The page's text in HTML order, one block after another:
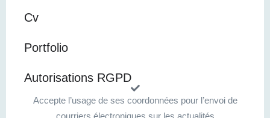
Cv
Portfolio
Autorisations RGPD
Accepte l’usage de ses coordonnées pour l’envoi de